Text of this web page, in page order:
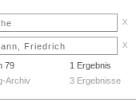
x
x
79
1 Ergebnis
Archiv
3 Ergebnisse